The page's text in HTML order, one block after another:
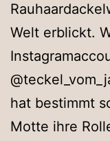
Welt erblickt.
hat bestimmt
Motte ihre